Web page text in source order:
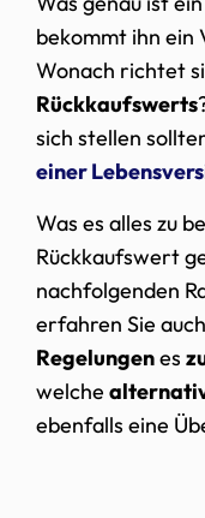
bekommt ihn ein
Wonach richtet
Rückkaufswerts
sich stellen
einer
Was es alles zu
Rückkaufswert
nachfolgenden
erfahren Sie
Regelungenes
welche
ebenfalls eine